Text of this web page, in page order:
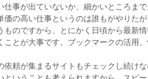
仕事が出ていないか、細かいところま
価の高い仕事というのは誰もがやりた
ものですから、とにかく日頃から最新
ことが大事です。ブックマークの活用
依頼が集まるサイトもチェックし続け